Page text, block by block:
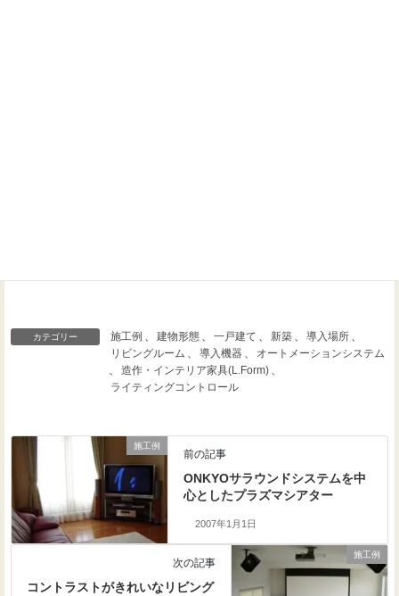
カテゴリー 施工例 、 建物形態 、 一戸建て 、 新築 、 導入場所 、
リビングルーム 、 導入機器 、
オートメーションシステム
、
造作・インテリア家具(L.Form) 、
ライティングコントロール
施工例
前の記事
ONKYOサラウンドシステムを中
心としたプラズマシアター
2007年1月1日
施工例
次の記事
コントラストがきれいなリビング